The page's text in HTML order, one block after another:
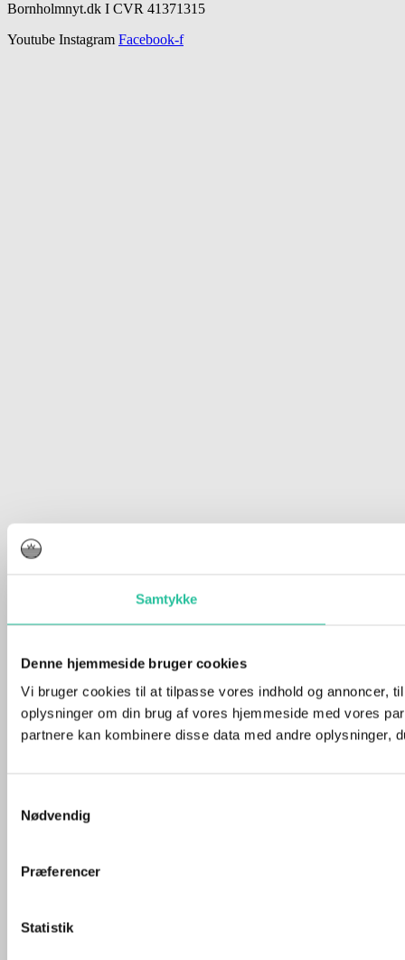
Samtykke
Denne hjemmeside bruger cookies
Vi bruger cookies til at tilpasse vores indhold og annoncer,
oplysninger om din brug af vores hjemmeside med vores
partnere kan kombinere disse data med andre oplysninger,
Nødvendig
Præferencer
Statistik
Bornholmnyt.dk I CVR 41371315
Youtube Instagram Facebook-f